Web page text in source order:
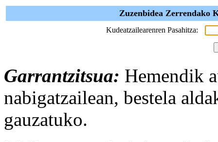
Zuzenbidea Zerrendako
Kudeatzailearenren Pasahitza:
Garrantzitsua: Hemendik
nabigatzailean, bestela
gauzatuko.